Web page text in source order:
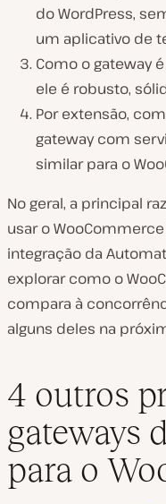
do WordPress,
um aplicativo de
Como o gateway
ele é robusto,
Por extensão,
gateway com
similar para o
No geral, a principal
usar o
integração da
explorar como o
compara à
alguns deles na
4 outros
gateways
para o